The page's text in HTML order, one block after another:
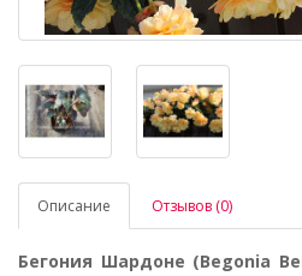
Описание Отзывов (0)
Бегония Шардоне (Begonia